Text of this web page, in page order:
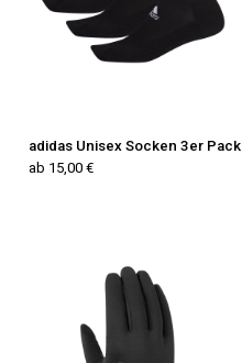
adidas Unisex Socken 3er Pack
ab 15,00 €